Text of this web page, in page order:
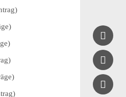


